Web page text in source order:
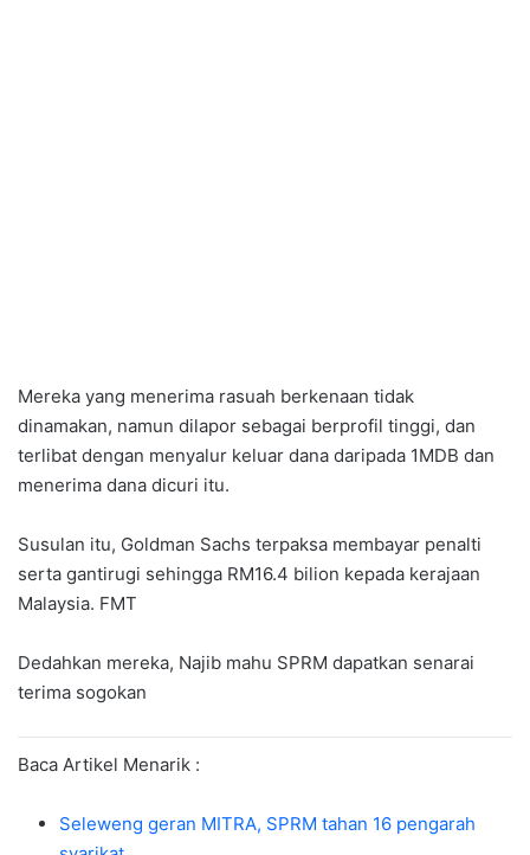
Mereka yang menerima rasuah berkenaan tidak
dinamakan, namun dilapor sebagai berprofil tinggi, dan
terlibat dengan menyalur keluar dana daripada 1MDB dan
menerima dana dicuri itu.
Susulan itu, Goldman Sachs terpaksa membayar penalti
serta gantirugi sehingga RM16.4 bilion kepada kerajaan
Malaysia. FMT
Dedahkan mereka, Najib mahu SPRM dapatkan senarai
terima sogokan
Baca Artikel Menarik :
Seleweng geran MITRA, SPRM tahan 16 pengarah